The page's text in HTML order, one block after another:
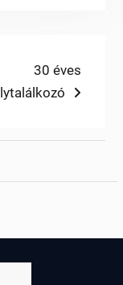
Next
post:
30 éves